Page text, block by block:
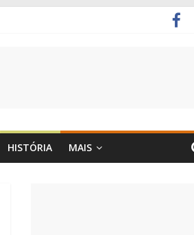
HISTÓRIA MAIS